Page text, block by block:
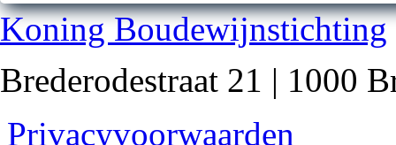
Koning Boudewijnstichting
Brederodestraat 21 | 1000
Privacyvoorwaarden